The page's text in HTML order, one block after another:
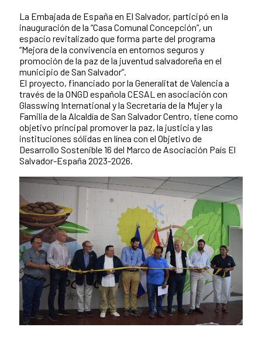
La Embajada de España en El Salvador, participó en la
inauguración de la “Casa Comunal Concepción”, un
espacio revitalizado que forma parte del programa
“Mejora de la convivencia en entornos seguros y
promoción de la paz de la juventud salvadoreña en el
municipio de San Salvador”.
El proyecto, financiado por la Generalitat de Valencia a
través de la ONGD española CESAL en asociación con
Glasswing International y la Secretaría de la Mujer y la
Familia de la Alcaldía de San Salvador Centro, tiene como
objetivo principal promover la paz, la justicia y las
instituciones sólidas en línea con el Objetivo de
Desarrollo Sostenible 16 del Marco de Asociación País El
Salvador-España 2023-2026.